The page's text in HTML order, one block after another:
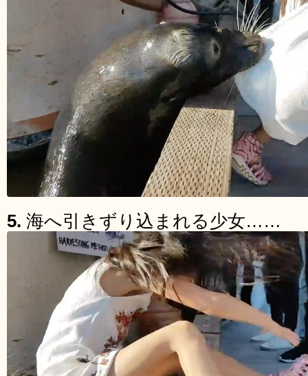
5. 海へ引きずり込まれる少女……